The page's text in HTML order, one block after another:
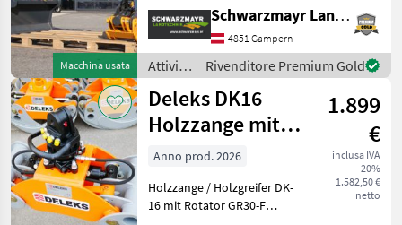
Macchina usata
02 m - con apertura delle
pinze di 1800 mm - con
diametro minimo di 70 mm
- con forz
Schwarzmayr Landtechnik GmbH - Gampern
4851 Gampern
Attività
forestali
e
lavorazione
del
legno /
Rivenditore Premium Gold
Deleks DK16
Holzzange mit
Rotator
1.899
€
inclusa IVA
20%
1.582,50 €
netto
Anno prod. 2026
Holzzange / Holzgreifer DK-
16 mit Rotator GR30-F